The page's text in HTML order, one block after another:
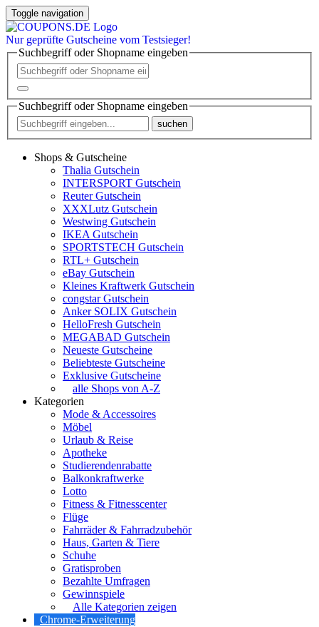
Toggle navigation
Nur geprüfte Gutscheine vom Testsieger!
Suchbegriff oder Shopname eingeben
Suchbegriff oder Shopname eingeben
suchen
Shops & Gutscheine
Thalia Gutschein
INTERSPORT Gutschein
Reuter Gutschein
XXXLutz Gutschein
Westwing Gutschein
IKEA Gutschein
SPORTSTECH Gutschein
RTL+ Gutschein
eBay Gutschein
Kleines Kraftwerk Gutschein
congstar Gutschein
Anker SOLIX Gutschein
HelloFresh Gutschein
MEGABAD Gutschein
Neueste Gutscheine
Beliebteste Gutscheine
Exklusive Gutscheine
alle Shops von A-Z
Kategorien
Mode & Accessoires
Möbel
Urlaub & Reise
Apotheke
Studierendenrabatte
Balkonkraftwerke
Lotto
Fitness & Fitnesscenter
Flüge
Fahrräder & Fahrradzubehör
Haus, Garten & Tiere
Schuhe
Gratisproben
Bezahlte Umfragen
Gewinnspiele
Alle Kategorien zeigen
Chrome-Erweiterung